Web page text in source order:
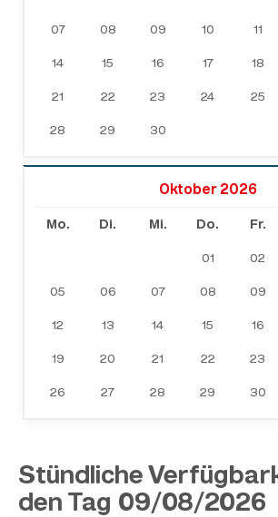
07 08 09 10 11
14 15 16 17 18
21 22 23 24 25
28 29 30
Oktober 2026
Mo. Di. Mi. Do. Fr.
01 02
05 06 07 08 09
12 13 14 15 16
19 20 21 22 23
26 27 28 29 30
Stündliche
den Tag 09/08/2026